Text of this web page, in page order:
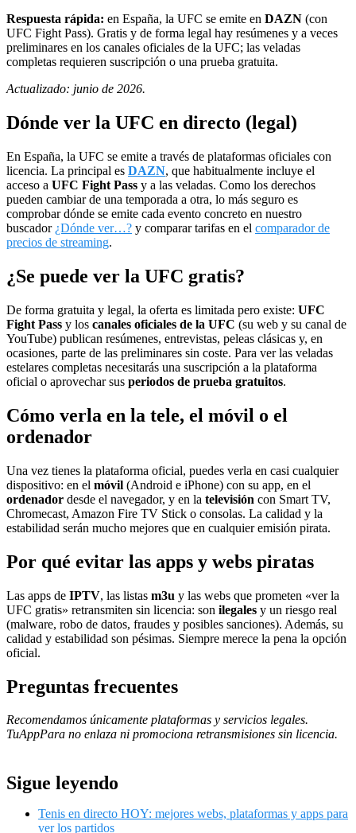
Respuesta rápida: en España, la UFC se emite en DAZN (con
UFC Fight Pass). Gratis y de forma legal hay resúmenes y a veces
preliminares en los canales oficiales de la UFC; las veladas
completas requieren suscripción o una prueba gratuita.
Actualizado: junio de 2026.
Dónde ver la UFC en directo (legal)
En España, la UFC se emite a través de plataformas oficiales con
licencia. La principal es DAZN, que habitualmente incluye el
acceso a UFC Fight Pass y a las veladas. Como los derechos
pueden cambiar de una temporada a otra, lo más seguro es
comprobar dónde se emite cada evento concreto en nuestro
buscador ¿Dónde ver…? y comparar tarifas en el comparador de
precios de streaming.
¿Se puede ver la UFC gratis?
De forma gratuita y legal, la oferta es limitada pero existe: UFC
Fight Pass y los canales oficiales de la UFC (su web y su canal de
YouTube) publican resúmenes, entrevistas, peleas clásicas y, en
ocasiones, parte de las preliminares sin coste. Para ver las veladas
estelares completas necesitarás una suscripción a la plataforma
oficial o aprovechar sus periodos de prueba gratuitos.
Cómo verla en la tele, el móvil o el
ordenador
Una vez tienes la plataforma oficial, puedes verla en casi cualquier
dispositivo: en el móvil (Android e iPhone) con su app, en el
ordenador desde el navegador, y en la televisión con Smart TV,
Chromecast, Amazon Fire TV Stick o consolas. La calidad y la
estabilidad serán mucho mejores que en cualquier emisión pirata.
Por qué evitar las apps y webs piratas
Las apps de IPTV, las listas m3u y las webs que prometen «ver la
UFC gratis» retransmiten sin licencia: son ilegales y un riesgo real
(malware, robo de datos, fraudes y posibles sanciones). Además, su
calidad y estabilidad son pésimas. Siempre merece la pena la opción
oficial.
Preguntas frecuentes
Recomendamos únicamente plataformas y servicios legales.
TuAppPara no enlaza ni promociona retransmisiones sin licencia.
Sigue leyendo
Tenis en directo HOY: mejores webs, plataformas y apps para
ver los partidos